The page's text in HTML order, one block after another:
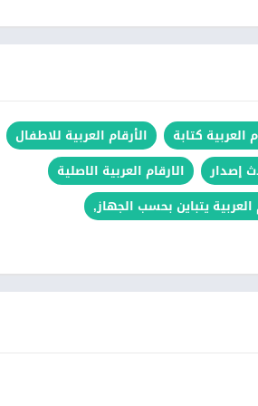
العربية كتابة
الأرقام العربية للاطفال
الارقام العربية الاصلية
العربية يتباين بحسب الجهاز,